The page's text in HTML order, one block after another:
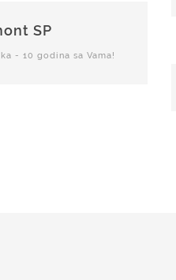
SP
- 10 godina sa Vama!